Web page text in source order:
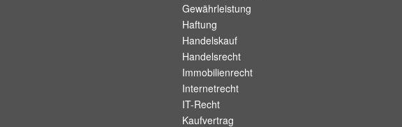
Gewährleistung
Haftung
Handelskauf
Handelsrecht
Immobilienrecht
Internetrecht
IT-Recht
Kaufvertrag